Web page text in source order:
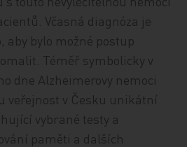
Včasná diagnóza je
aby bylo možné postup
Téměř symbolicky v
dne Alzheimerovy nemoci
veřejnost v Česku unikátní
vybrané testy a
paměti a dalších